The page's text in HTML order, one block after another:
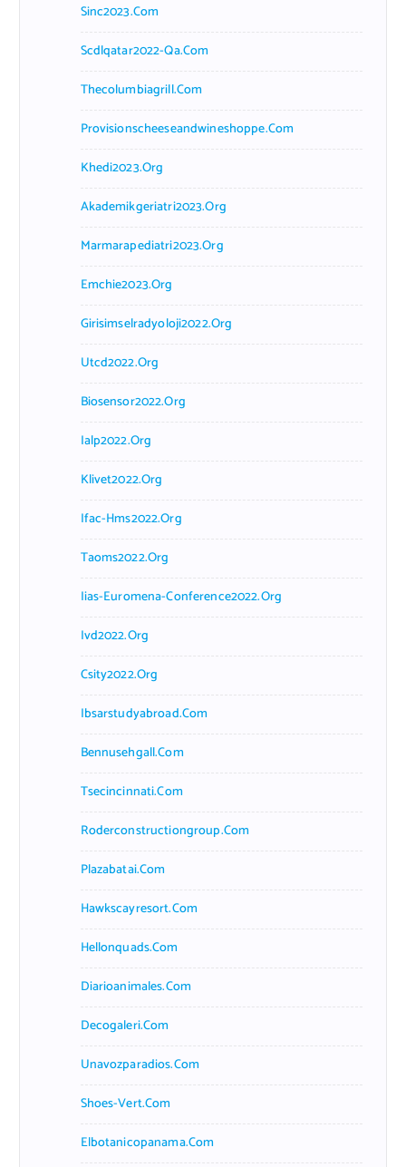
Sinc2023.com
Scdlqatar2022-Qa.com
Thecolumbiagrill.com
Provisionscheeseandwineshoppe.com
Khedi2023.org
Akademikgeriatri2023.org
Marmarapediatri2023.org
Emchie2023.org
Girisimselradyoloji2022.org
Utcd2022.org
Biosensor2022.org
Ialp2022.org
Klivet2022.org
Ifac-Hms2022.org
Taoms2022.org
Iias-Euromena-Conference2022.org
Ivd2022.org
Csity2022.org
Ibsarstudyabroad.com
Bennusehgall.com
Tsecincinnati.com
Roderconstructiongroup.com
Plazabatai.com
Hawkscayresort.com
Hellonquads.com
Diarioanimales.com
Decogaleri.com
Unavozparadios.com
Shoes-Vert.com
Elbotanicopanama.com